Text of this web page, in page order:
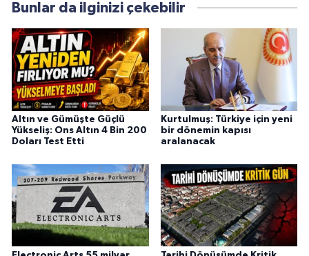
Bunlar da ilginizi çekebilir
Altın ve Gümüşte Güçlü
Yükseliş: Ons Altın 4 Bin 200
Doları Test Etti
Kurtulmuş: Türkiye için yeni
bir dönemin kapısı
aralanacak